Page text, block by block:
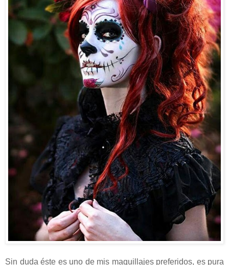
Sin duda éste es uno de mis maquillajes preferidos, es pura